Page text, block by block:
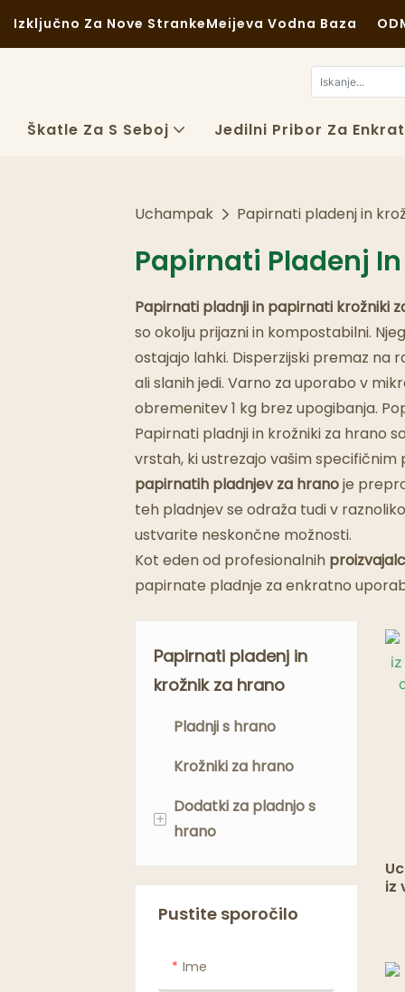
Izključno Za Nove StrankeMeijeva Vodna Baza
Škatle Za S Seboj Jedilni Pribor Za
Uchampak Papirnati pladenj in
Papirnati Pladenj
Papirnati pladnji in papirnati krožniki
so okolju prijazni in kompostabilni.
ostajajo lahki. Disperzijski premaz
ali slanih jedi. Varno za uporabo v
obremenitev 1 kg brez upogibanja.
Papirnati pladnji in krožniki za hrano
vrstah, ki ustrezajo vašim
papirnatih pladnjev za hranoje
teh pladnjev se odraža tudi v
ustvarite neskončne možnosti.
Kot eden od profesionalnih
papirnate pladnje za enkratno
iz
Papirnati pladenj in
krožnik za hrano
Pladnji s hrano
Krožniki za hrano
+
Dodatki za pladnjo s
hrano
Torbe & papir za
Pustite sporočilo
Ime